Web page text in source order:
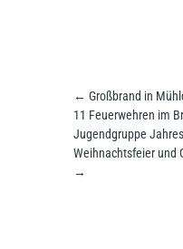
← Großbrand in
11 Feuerwehren im
Jugendgruppe
Weihnachtsfeier und
→